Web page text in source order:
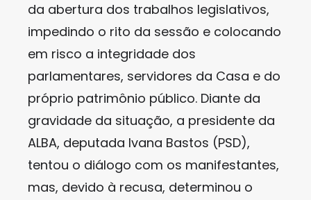
da abertura dos trabalhos legislativos,
impedindo o rito da sessão e colocando
em risco a integridade dos
parlamentares, servidores da Casa e do
próprio patrimônio público. Diante da
gravidade da situação, a presidente da
ALBA, deputada Ivana Bastos (PSD),
tentou o diálogo com os manifestantes,
mas, devido à recusa, determinou o